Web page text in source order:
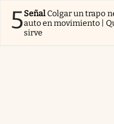
5Señal Colgar un trapo
auto en movimiento |
sirve